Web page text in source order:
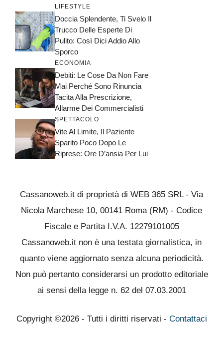
LIFESTYLE
Doccia Splendente, Ti Svelo Il
Trucco Delle Esperte Di
Pulito: Così Dici Addio Allo
Sporco
ECONOMIA
Debiti: Le Cose Da Non Fare
Mai Perché Sono Rinuncia
Tacita Alla Prescrizione,
Allarme Dei Commercialisti
SPETTACOLO
Vite Al Limite, Il Paziente
Sparito Poco Dopo Le
Riprese: Ore D’ansia Per Lui
Cassanoweb.it di proprietà di WEB 365 SRL - Via
Nicola Marchese 10, 00141 Roma (RM) - Codice
Fiscale e Partita I.V.A. 12279101005
Cassanoweb.it non è una testata giornalistica, in
quanto viene aggiornato senza alcuna periodicità.
Non può pertanto considerarsi un prodotto editoriale
ai sensi della legge n. 62 del 07.03.2001
Copyright ©2026 - Tutti i diritti riservati - Contattaci